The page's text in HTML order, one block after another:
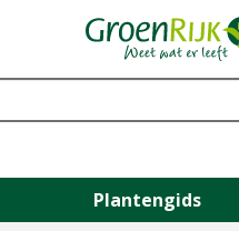
Plantengids